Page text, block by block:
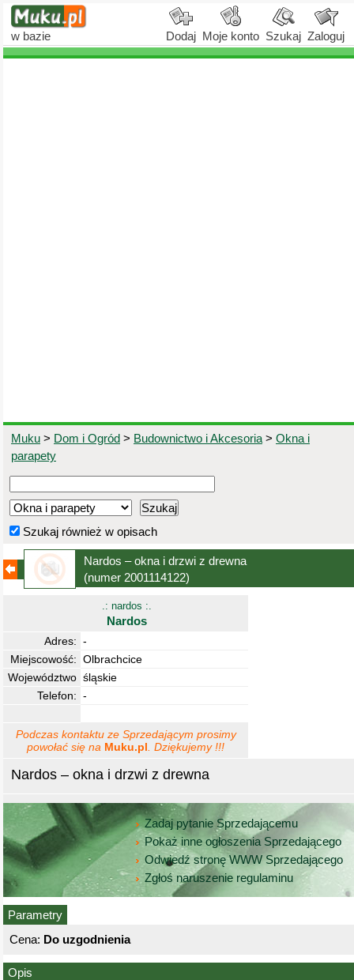
w bazie Dodaj Moje konto Szukaj Zaloguj
Muku > Dom i Ogród > Budownictwo i Akcesoria > Okna i
parapety
Szukaj również w opisach
Nardos – okna i drzwi z drewna
(numer 2001114122)
Nardos – okna i drzwi z drewna
Zadaj pytanie Sprzedającemu
Pokaż inne ogłoszenia Sprzedającego
Odwiedź stronę WWW Sprzedającego
Zgłoś naruszenie regulaminu
Parametry
Cena: Do uzgodnienia
.: nardos :.
Nardos
Adres: -
Miejscowość: Olbrachcice
Województwo śląskie
Telefon: -
Podczas kontaktu ze Sprzedającym prosimy
powołać się na Muku.pl . Dziękujemy !!!
Opis